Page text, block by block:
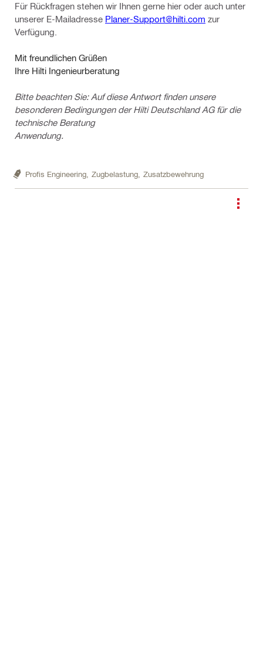
Für Rückfragen stehen wir Ihnen gerne hier oder auch unter
unserer E-Mailadresse Planer-Support@hilti.com zur
Verfügung.
Mit freundlichen Grüßen
Ihre Hilti Ingenieurberatung
Bitte beachten Sie: Auf diese Antwort finden unsere
besonderen Bedingungen der Hilti Deutschland AG für die
technische Beratung
Anwendung.
Profis Engineering, Zugbelastung, Zusatzbewehrung